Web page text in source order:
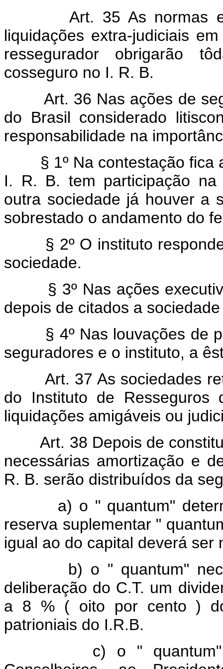
Art. 35 As normas
liquidações extra-judiciais
ressegurador obrigarão
cosseguro no I. R. B.
Art. 36 Nas ações de
do Brasil considerado
responsabilidade na
§ 1º Na contestação fica a
I. R. B. tem participação
outra sociedade já houver a
sobrestado o andamento do
§ 2º O instituto
sociedade.
§ 3º Nas ações
depois de citados a
§ 4º Nas louvações de
seguradores e o instituto, a
Art. 37 As sociedades
do Instituto de Resseguros
liquidações amigáveis ou
Art. 38 Depois de
necessárias amortização e
R. B. serão distribuídos da
a) o " quantum"
reserva suplementar "
igual ao do capital deverá
b) o " quantum"
deliberação do C.T. um
a 8 % ( oito por cento )
patrioniais do I.R.B.
c) o " quantum"